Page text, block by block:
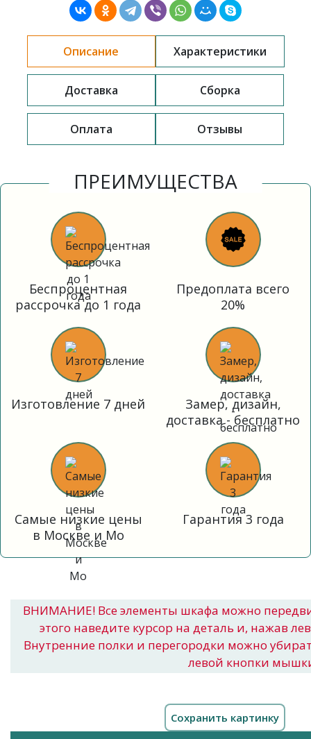
Описание Характеристики
Доставка Сборка
Оплата Отзывы
ПРЕИМУЩЕСТВА
Беспроцентная
рассрочка до 1 года
Предоплата всего
20%
Изготовление 7 дней
Замер, дизайн,
доставка - бесплатно
Самые низкие цены
в Москве и Мо
Гарантия 3 года
ВНИМАНИЕ! Все элементы шкафа можно
этого наведите курсор на деталь и, нажав
Внутренние полки и перегородки можно
левой кнопки